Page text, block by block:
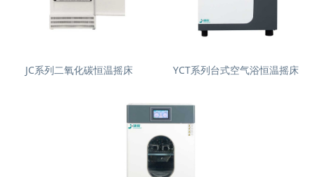
JC系列二氧化碳恒温摇床 YCT系列台式空气浴恒温摇床